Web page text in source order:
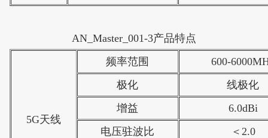
AN_Master_001-3产品特点
5G天线
频率范围
600-
极化
线极化
增益
6.0dBi
电压驻波比
＜2.0